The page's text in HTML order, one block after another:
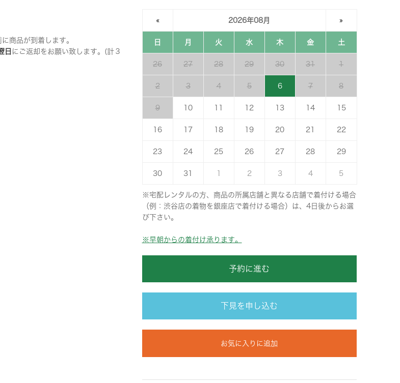
商品が到着します。
日 にご返却をお願い致します。(計３
« 2026年08月 »
日 月 火 水 木 金 土
26 27 28 29 30 31 1
2 3 4 5 6 7 8
9 10 12 13 14 15
16 17 18 19 20 21 22
23 24 25 26 27 28 29
30 31 2 3 4 5
※宅配レンタルの方、商品の所属店舗と異なる店舗で着付ける場合
（例：渋谷店の着物を銀座店で着付ける場合）は、4日後からお選
び下さい。
※早朝からの着付け承ります。
予約に進む
下見を申し込む
お気に入りに追加